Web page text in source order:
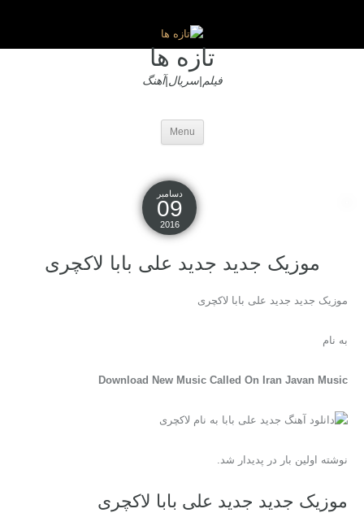
تازه ها
فیلم|سریال|آهنگ
Menu
دسامبر
09
2016
موزیک جدید جديد علی بابا لاکچری
موزیک جدید جديد علی بابا لاکچری
به نام
Download New Music Called On Iran Javan Music
نوشته اولین بار در پدیدار شد.
موزیک جدید جديد علی بابا لاکچری